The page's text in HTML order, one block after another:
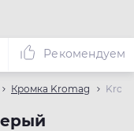
Кромка Kromag
Рекомендуем